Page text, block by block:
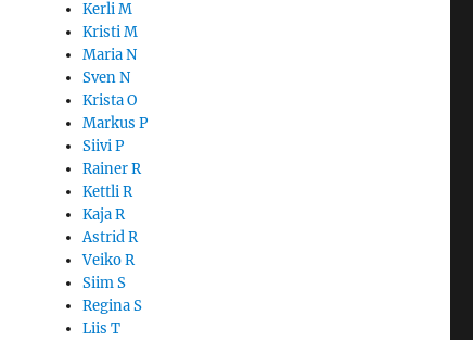
Kerli M
Kristi M
Maria N
Sven N
Krista O
Markus P
Siivi P
Rainer R
Kettli R
Kaja R
Astrid R
Veiko R
Siim S
Regina S
Liis T